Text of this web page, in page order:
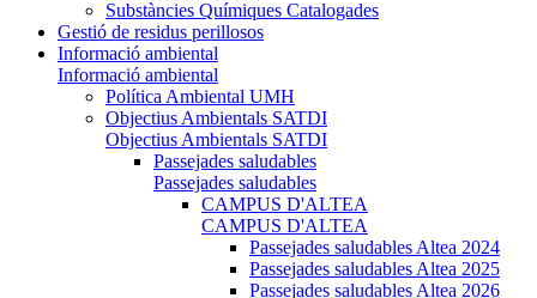
Substàncies Químiques Catalogades
Gestió de residus perillosos
Informació ambiental
Informació ambiental
Política Ambiental UMH
Objectius Ambientals SATDI
Objectius Ambientals SATDI
Passejades saludables
Passejades saludables
CAMPUS D'ALTEA
CAMPUS D'ALTEA
Passejades saludables Altea 2024
Passejades saludables Altea 2025
Passejades saludables Altea 2026